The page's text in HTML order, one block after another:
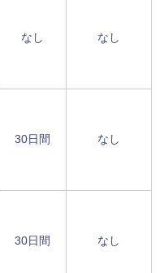
なし なし
30日間 なし
30日間 なし